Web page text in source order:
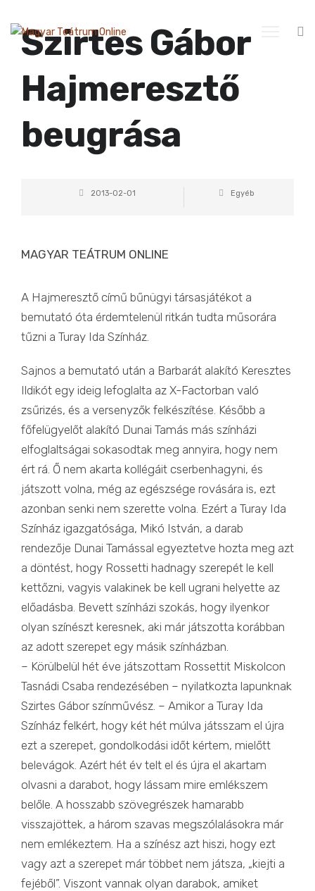
Szirtes Gábor
Hajmeresztő
beugrása
2013-02-01 Egyéb
MAGYAR TEÁTRUM ONLINE
A Hajmeresztő című bűnügyi társasjátékot a
bemutató óta érdemtelenül ritkán tudta műsorára
tűzni a Turay Ida Színház.
Sajnos a bemutató után a Barbarát alakító Keresztes
Ildikót egy ideig lefoglalta az X-Factorban való
zsűrizés, és a versenyzők felkészítése. Később a
főfelügyelőt alakító Dunai Tamás más színházi
elfoglaltságai sokasodtak meg annyira, hogy nem
ért rá. Ő nem akarta kollégáit cserbenhagyni, és
játszott volna, még az egészsége rovására is, ezt
azonban senki nem szerette volna. Ezért a Turay Ida
Színház igazgatósága, Mikó István, a darab
rendezője Dunai Tamással egyeztetve hozta meg azt
a döntést, hogy Rossetti hadnagy szerepét le kell
kettőzni, vagyis valakinek be kell ugrani helyette az
előadásba. Bevett színházi szokás, hogy ilyenkor
olyan színészt keresnek, aki már játszotta korábban
az adott szerepet egy másik színházban.
– Körülbelül hét éve játszottam Rossettit Miskolcon
Tasnádi Csaba rendezésében – nyilatkozta lapunknak
Szirtes Gábor színművész. – Amikor a Turay Ida
Színház felkért, hogy két hét múlva játsszam el újra
ezt a szerepet, gondolkodási időt kértem, mielőtt
belevágok. Azért hét év telt el és újra el akartam
olvasni a darabot, hogy lássam mire emlékszem
belőle. A hosszabb szövegrészek hamarabb
visszajöttek, a három szavas megszólalásokra már
nem emlékeztem. Ha a színész azt hiszi, hogy ezt
vagy azt a szerepet már többet nem játsza, „kiejti a
fejéből”. Viszont vannak olyan darabok, amiket